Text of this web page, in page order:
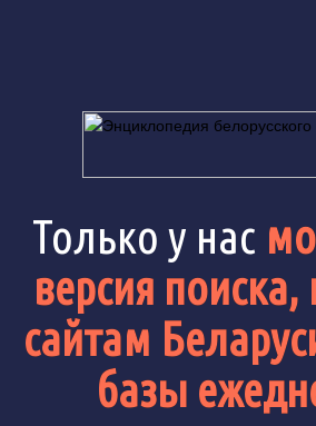
Только у нас
версия поиска,
сайтам
базы